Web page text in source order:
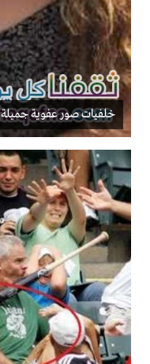
خلفيات صور عفوية جميلة